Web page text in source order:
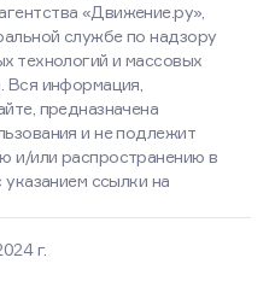
г.
«Движение.ру»,
службе по надзору
технологий и массовых
Вся информация,
предназначена
и не подлежит
и/или распространению в
ссылки на